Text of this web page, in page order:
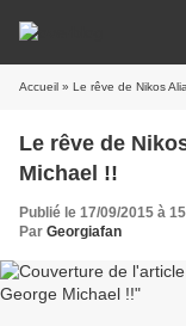
Accueil » Le rêve de Nikos
Le rêve de
Michael !!
Publié le 17/09/2015 à
Par Georgiafan